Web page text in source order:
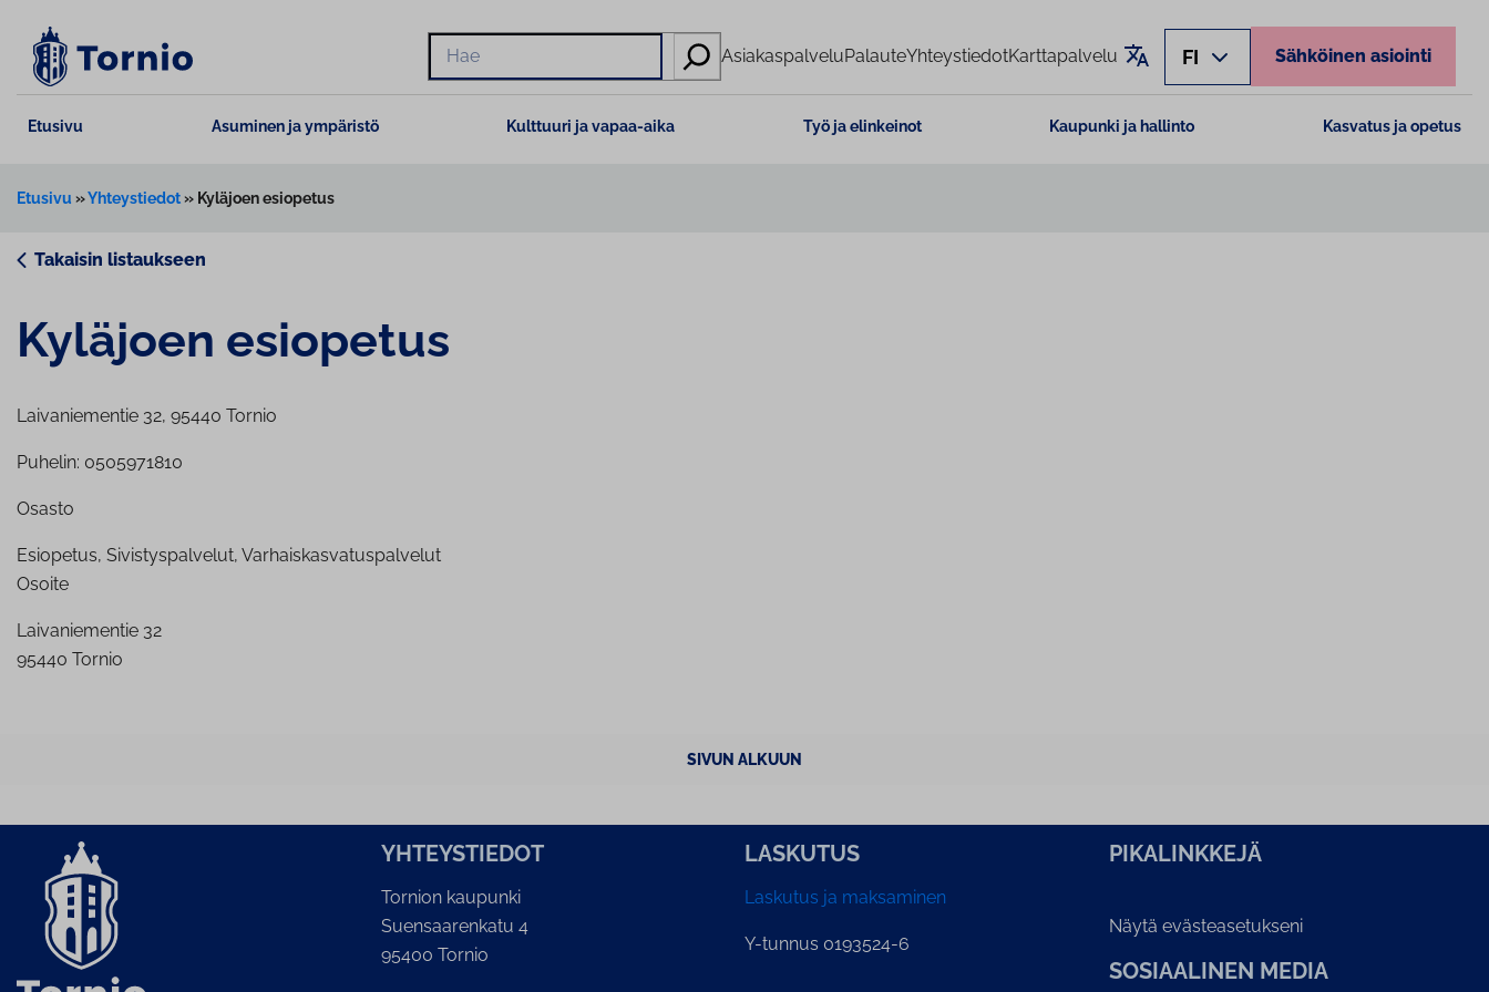
sisältöön
Hae
AsiakaspalveluPalauteYhteystiedotKarttapalvelu Käännä sivu
FI Sähköinen asiointi
Etusivu Asuminen ja ympäristö Kulttuuri ja vapaa-aika Työ ja elinkeinot Kaupunki ja hallinto Kasvatus ja opetus
Etusivu »Yhteystiedot» Kyläjoen esiopetus
Takaisin listaukseen
Kyläjoen esiopetus
Laivaniementie 32, 95440 Tornio
Puhelin: 0505971810
Osasto
Esiopetus, Sivistyspalvelut, Varhaiskasvatuspalvelut
Osoite
Laivaniementie 32
95440 Tornio
SIVUN ALKUUN
YH­TEYS­TIE­DOT
Tornion kaupunki
Suensaarenkatu 4
95400 Tornio
LASKUTUS
Laskutus ja maksaminen
Y-tunnus 0193524-6
PI­KA­LINK­KE­JÄ
Näytä evästeasetukseni
SOSIAALINEN MEDIA